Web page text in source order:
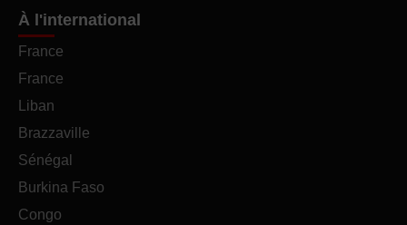
À l'international
France
France
Liban
Brazzaville
Sénégal
Burkina Faso
Congo